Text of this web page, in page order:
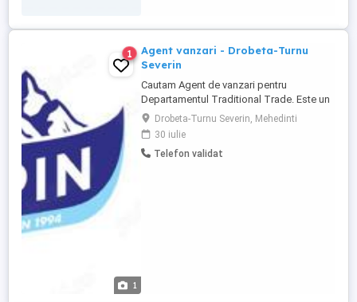
1
1
Agent vanzari - Drobeta-Turnu
Severin
Cautam Agent de vanzari pentru
Departamentul Traditional Trade. Este un
full time job, iar vanzarea se face in sistem
Van Sale. Chiar daca produsul principal
este inghetata, avem in portofoliu peste
100 de alte produse proaspete si
Drobeta-Turnu Severin, Mehedinti
30 iulie
Telefon validat